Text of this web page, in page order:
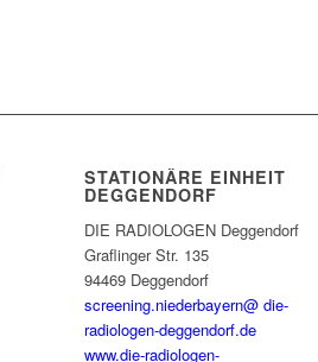
STATIONÄRE EINHEIT
DEGGENDORF
DIE RADIOLOGEN Deggendorf
Graflinger Str. 135
94469 Deggendorf
screening.niederbayern@ die-
radiologen-deggendorf.de
www.die-radiologen-